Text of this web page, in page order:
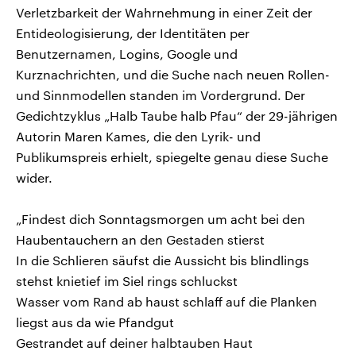
Verletzbarkeit der Wahrnehmung in einer Zeit der
Entideologisierung, der Identitäten per
Benutzernamen, Logins, Google und
Kurznachrichten, und die Suche nach neuen Rollen-
und Sinnmodellen standen im Vordergrund. Der
Gedichtzyklus „Halb Taube halb Pfau“ der 29-jährigen
Autorin Maren Kames, die den Lyrik- und
Publikumspreis erhielt, spiegelte genau diese Suche
wider.
„Findest dich Sonntagsmorgen um acht bei den
Haubentauchern an den Gestaden stierst
In die Schlieren säufst die Aussicht bis blindlings
stehst knietief im Siel rings schluckst
Wasser vom Rand ab haust schlaff auf die Planken
liegst aus da wie Pfandgut
Gestrandet auf deiner halbtauben Haut